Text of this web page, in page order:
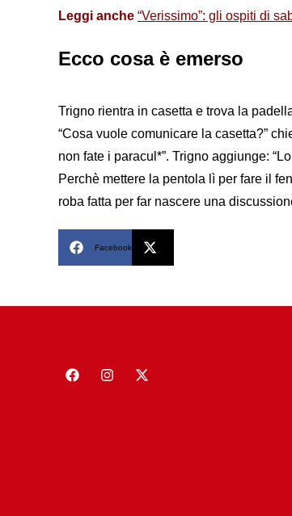
Leggi anche “Verissimo”: gli ospiti di
Ecco cosa è emerso
Trigno rientra in casetta e trova la
“Cosa vuole comunicare la casetta?”
non fate i paracul*”. Trigno aggiunge:
Perchè mettere la pentola lì per fare il
roba fatta per far nascere una
Facebook